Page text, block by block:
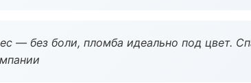
— без боли, пломба идеально под цвет.